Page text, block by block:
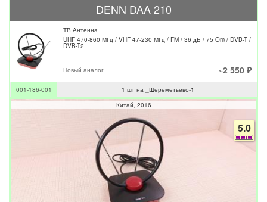
DENN DAA 210
ТВ Антенна
UHF 470-860 МГц / VHF 47-230 МГц / FM / 36 дБ / 75 Om / DVB-T /
DVB-T2
Новый аналог ~2 550 ₽
001-186-001
1 шт на _Шереметьево-1
Китай 2016
5.0